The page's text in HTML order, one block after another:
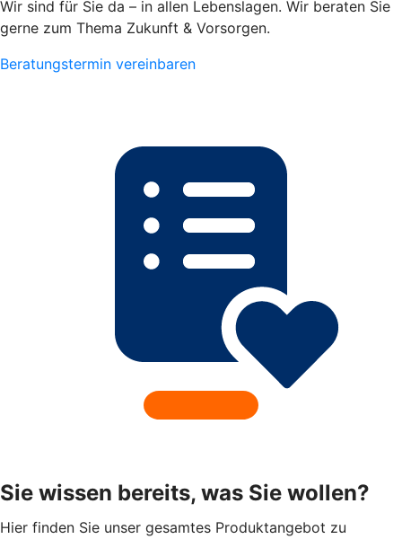
Wir sind für Sie da – in allen Lebenslagen. Wir beraten Sie
gerne zum Thema Zukunft & Vorsorgen.
Beratungstermin vereinbaren
Sie wissen bereits, was Sie wollen?
Hier finden Sie unser gesamtes Produktangebot zu